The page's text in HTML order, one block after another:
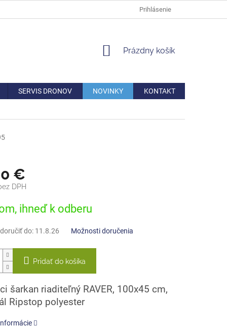
AKO REKLAMOVAŤ/VRÁTIŤ
Prihlásenie
NÁKUPNÝ
Prázdny košík
SERVIS DRONOV NOVINKY KONTAKT
€
DPH
ihneď k odberu
do: 11.8.26 Možnosti doručenia
Pridať do košíka
šarkan riaditeľný RAVER, 100x45 cm,
Ripstop polyester